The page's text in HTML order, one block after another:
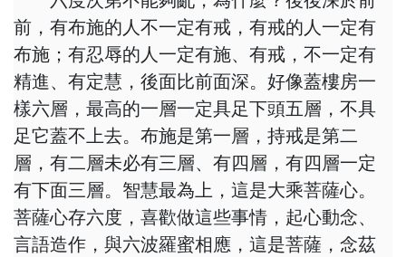
前，有布施的人不一定有戒，有戒的人一定有
布施；有忍辱的人一定有施、有戒，不一定有
精進、有定慧，後面比前面深。好像蓋樓房一
樣六層，最高的一層一定具足下頭五層，不具
足它蓋不上去。布施是第一層，持戒是第二
層，有二層未必有三層、有四層，有四層一定
有下面三層。智慧最為上，這是大乘菩薩心。
菩薩心存六度，喜歡做這些事情，起心動念、
言語造作，與六波羅蜜相應，這是菩薩，念茲